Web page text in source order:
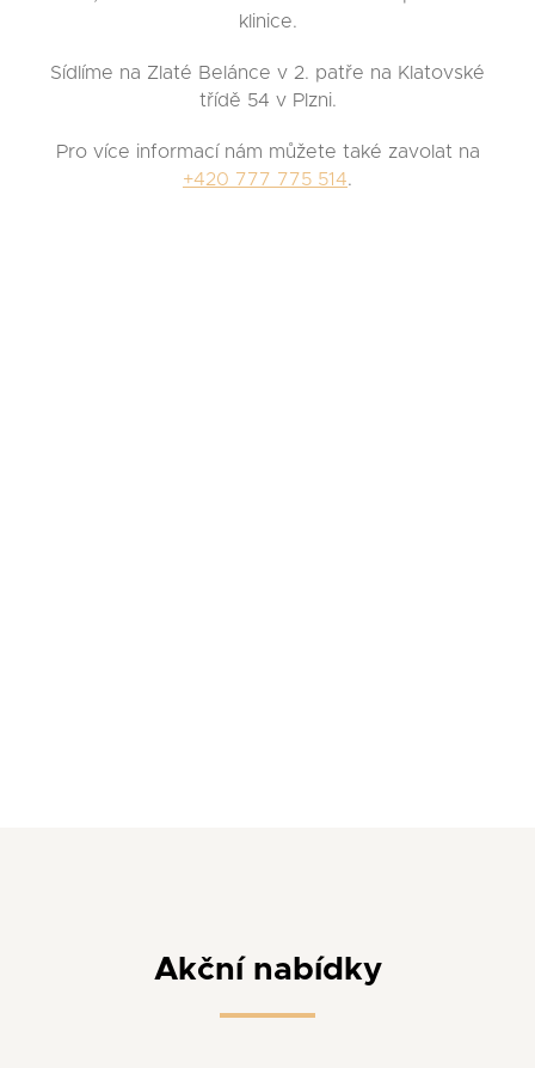
klinice.
Sídlíme na Zlaté Belánce v 2. patře na Klatovské
třídě 54 v Plzni.
Pro více informací nám můžete také zavolat na
+420 777 775 514.
Akční nabídky